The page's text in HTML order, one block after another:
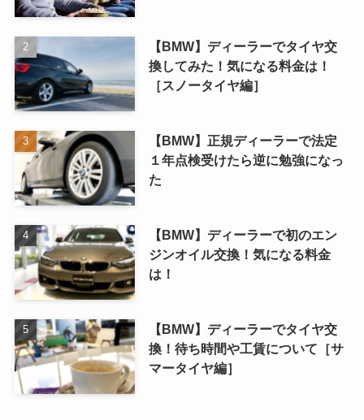
【BMW】ディーラーでタイヤ交
換してみた！気になる料金は！
［スノータイヤ編］
【BMW】正規ディーラーで法定
１年点検受けたら逆に勉強になっ
た
【BMW】ディーラーで初のエン
ジンオイル交換！気になる料金
は！
【BMW】ディーラーでタイヤ交
換！待ち時間や工賃について［サ
マータイヤ編］